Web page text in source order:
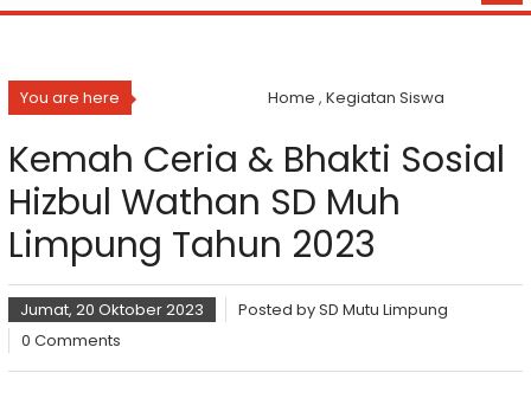
You are here Home ,Kegiatan Siswa
Kemah Ceria & Bhakti Sosial
Hizbul Wathan SD Muh
Limpung Tahun 2023
Jumat, 20 Oktober 2023 Posted bySD Mutu Limpung
0 Comments